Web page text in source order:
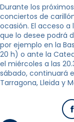
Durante los
conciertos de
ocasión. El acceso
que lo desee podrá
por ejemplo en la
20 h) o ante la
el miércoles a las
sábado, continuará
Tarragona, Lleida y